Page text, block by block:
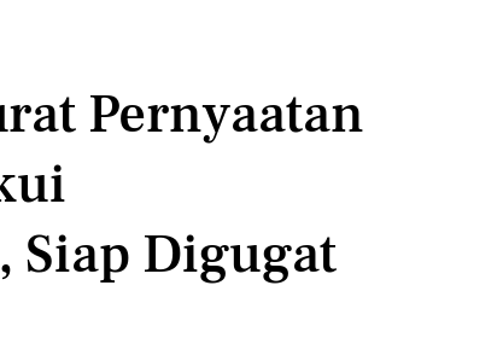
Pernyaatan
Siap Digugat